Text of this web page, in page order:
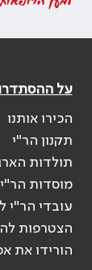
על
הכירו אותנו
תקנון הר"י
תולדות
מוסדות הר"י
עובדי הר"י
הצטרפות
הורידו את